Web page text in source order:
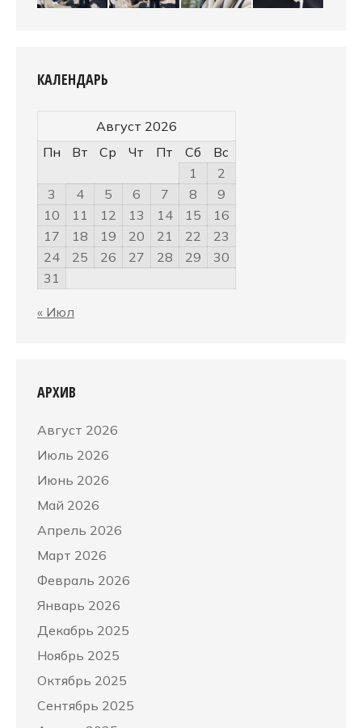
КАЛЕНДАРЬ
Август 2026
Пн
Вт Ср Чт Пт Сб
Вс
1
2
3
4 5 6 7 8
9
10
11 12 13 14 15
16
17
18 19 20 21 22
23
24
25 26 27 28 29
30
31
« Июл
АРХИВ
Август 2026
Июль 2026
Июнь 2026
Май 2026
Апрель 2026
Март 2026
Февраль 2026
Январь 2026
Декабрь 2025
Ноябрь 2025
Октябрь 2025
Сентябрь 2025